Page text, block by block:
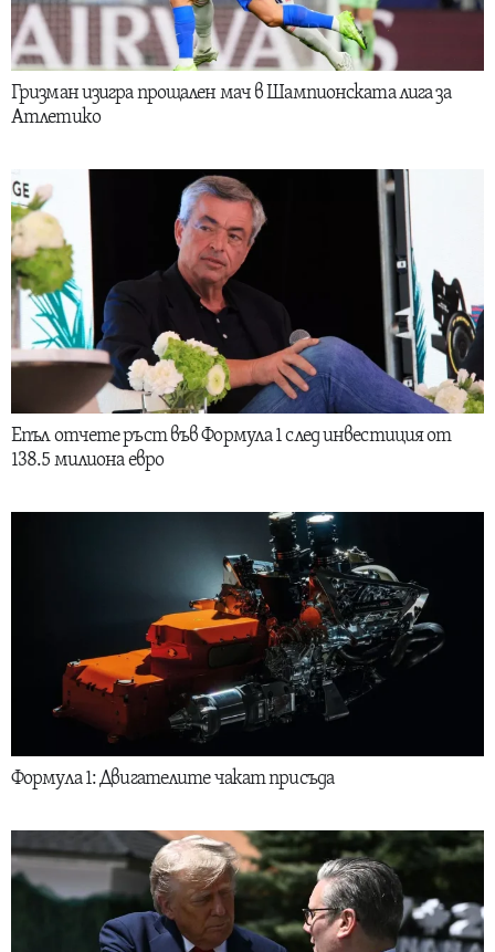
Гризман изигра прощален мач в Шампионската лига за
Атлетико
Епъл отчете ръст във Формула 1 след инвестиция от
138.5 милиона евро
Формула 1: Двигателите чакат присъда